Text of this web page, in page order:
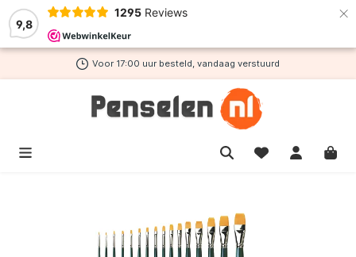
9,8
1295 Reviews ×
hoofdinhoud
Voor 17:00 uur besteld, vandaag verstuurd